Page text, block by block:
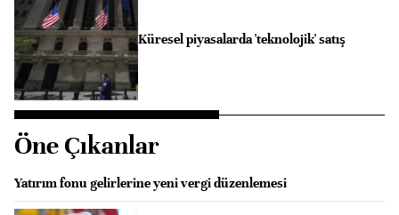
Küresel piyasalarda 'teknolojik' satış
Öne Çıkanlar
Yatırım fonu gelirlerine yeni vergi düzenlemesi